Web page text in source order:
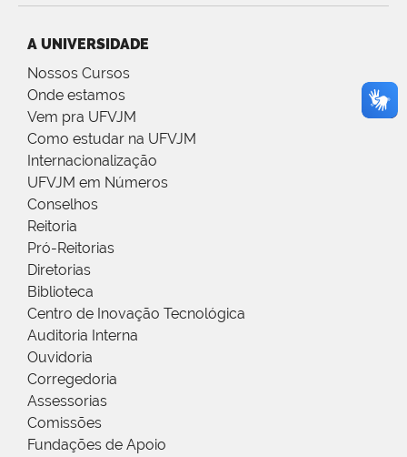
A UNIVERSIDADE
Nossos Cursos
Onde estamos
Vem pra UFVJM
Como estudar na UFVJM
Internacionalização
UFVJM em Números
Conselhos
Reitoria
Pró-Reitorias
Diretorias
Biblioteca
Centro de Inovação Tecnológica
Auditoria Interna
Ouvidoria
Corregedoria
Assessorias
Comissões
Fundações de Apoio